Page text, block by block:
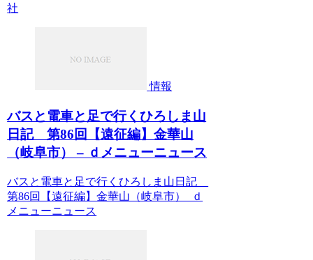
社
情報
バスと電車と足で行くひろしま山
日記 第86回【遠征編】金華山
（岐阜市） – ｄメニューニュース
バスと電車と足で行くひろしま山日記
第86回【遠征編】金華山（岐阜市） ｄ
メニューニュース